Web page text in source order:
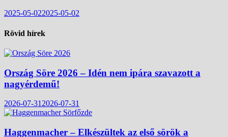
2025-05-022025-05-02
Rövid hírek
Ország Söre 2026 – Idén nem ipára szavazott a
nagyérdemű!
2026-07-31 2026-07-31
Haggenmacher – Elkészültek az első sörök a